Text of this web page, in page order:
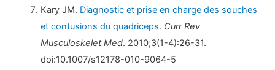
Kary JM. Diagnostic et prise en charge des souches
et contusions du quadriceps. Curr Rev
Musculoskelet Med. 2010;3(1-4):26-31.
doi:10.1007/s12178-010-9064-5